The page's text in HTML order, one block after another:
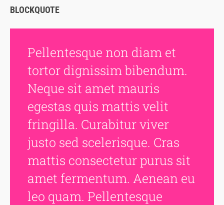
BLOCKQUOTE
Pellentesque non diam et
tortor dignissim bibendum.
Neque sit amet mauris
egestas quis mattis velit
fringilla. Curabitur viver
justo sed scelerisque. Cras
mattis consectetur purus sit
amet fermentum. Aenean eu
leo quam. Pellentesque